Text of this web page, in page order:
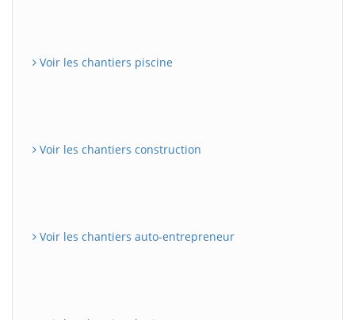
Voir les chantiers piscine
Voir les chantiers construction
Voir les chantiers auto-entrepreneur